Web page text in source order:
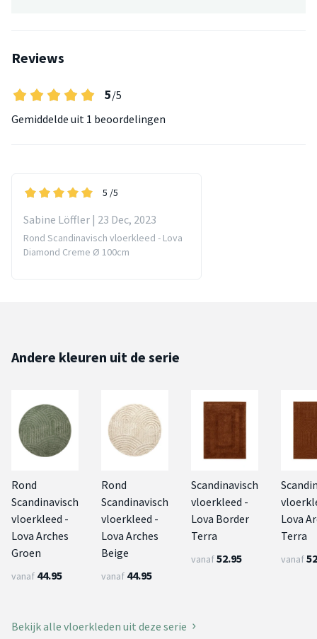
Reviews
5/5
Gemiddelde uit 1 beoordelingen
5 /5
Sabine Löffler | 23 Dec, 2023
Rond Scandinavisch vloerkleed - Lova
Diamond Creme Ø 100cm
Andere kleuren uit de serie
Rond
Scandinavisch
vloerkleed -
Lova Arches
Groen
vanaf 44.95
Rond
Scandinavisch
vloerkleed -
Lova Arches
Beige
vanaf 44.95
Scandinavisch
vloerkleed -
Lova Border
Terra
vanaf52.95
Lova
Terra
vanaf
Bekijk alle vloerkleden uit deze serie